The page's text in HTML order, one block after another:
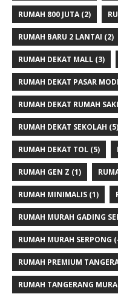
RUMAH 800 JUTA(2)
RUMAH BARU 2 LANTAI (2)
RUMAH DEKAT MALL (3)
RUMAH DEKAT PASAR
RUMAH DEKAT RUMAH
RUMAH DEKAT SEKOLAH (5)
RUMAH DEKAT TOL (5)
RUMAH GEN Z (1)
RUMAH MINIMALIS (1)
RUMAH MURAH GADING
RUMAH MURAH SERPONG
RUMAH PREMIUM
RUMAH TANGERANG